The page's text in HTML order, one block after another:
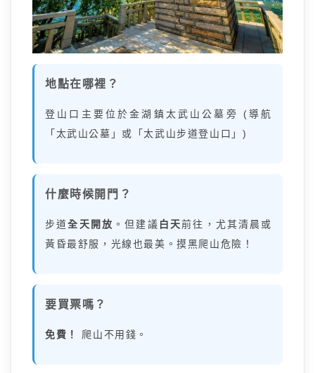
地點在哪裡？
登山口主要位於金湖鎮太武山公墓旁 (導航
「太武山公墓」或「太武山步道登山口」)
什麼時候開門？
步道全天開放 。但建議 白天前往，尤其清晨或
黃昏最舒服，光線也最美。摸黑爬山危險！
要買票嗎？
免費！ 爬山不用錢。